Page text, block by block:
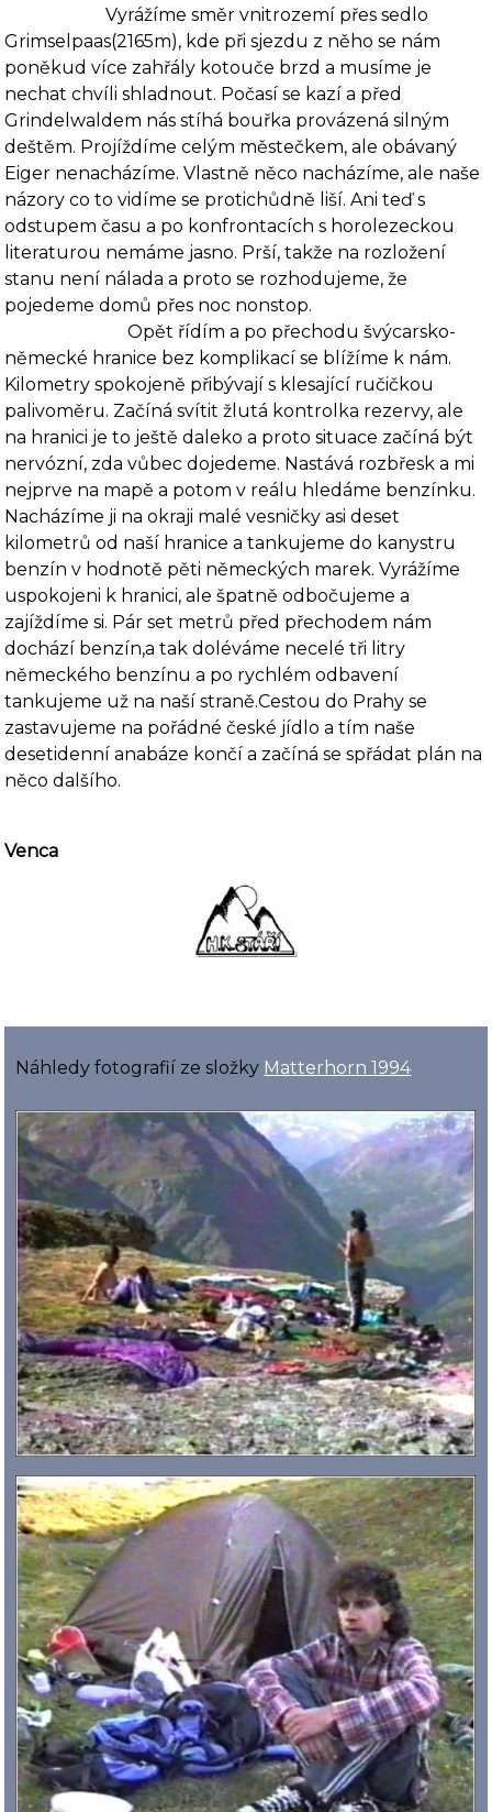
Vyrážíme směr vnitrozemí přes sedlo
Grimselpaas(2165m), kde při sjezdu z něho se nám
poněkud více zahřály kotouče brzd a musíme je
nechat chvíli shladnout. Po­časí se kazí a před
Grindelwaldem nás stíhá bouřka provázená silným
deštěm. Projíždíme ce­lým městečkem, ale obávaný
Eiger nenacházíme. Vlastně něco nacházíme, ale naše
názory co to vidíme se protichůdně liší. Ani teď s
odstupem času a po konfrontacích s horolezeckou
literaturou nemáme jasno. Prší, takže na rozložení
stanu není nálada a proto se rozhodujeme, že
pojedeme domů přes noc nonstop.
Opět řídím a po přechodu švýcarsko-
německé hranice bez komplikací se blížíme k nám.
Kilometry spokojeně přibývají s klesající ručičkou
palivoměru. Začíná svítit žlutá kontrolka rezervy, ale
na hranici je to ještě daleko a proto situace začíná být
nervózní, zda vůbec dojedeme. Nastává rozbřesk a mi
nejprve na mapě a potom v reálu hledáme ben­zínku.
Nacházíme ji na okraji malé vesničky asi deset
kilometrů od naší hranice a tankujeme do kanystru
benzín v hodnotě pěti německých marek. Vyrážíme
uspokojeni k hranici, ale špatně odbočujeme a
zajíždíme si. Pár set metrů před přechodem nám
dochází benzín,a tak doléváme necelé tři litry
německého benzínu a po rychlém odbavení
tankujeme už na naší straně.Cestou do Prahy se
zastavujeme na pořádné české jídlo a tím naše
desetidenní anabáze končí a začíná se spřádat plán na
něco dalšího.
Venca
Náhledy fotografií ze složky Matterhorn 1994